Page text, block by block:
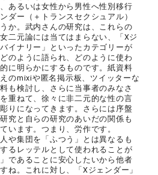
あるいは女性から男性へ性別移行
ダー（＋トランスセクシュアル）
か。武内さんの研究は、これらの
二元論には当てはまらない、「Xジ
イナリー」といったカテゴリーが
のように語られ、どのように使わ
に明らかにするものです。紙資料
のmixiや匿名掲示板、ツイッターな
も検討し、さらに当事者のみなさ
重ねて、徐々に非二元的な性の言
りになってきます。さらには序盤
究と自らの研究のあいだの関係も
います。つまり、労作です。
や集団を「ふつう」とは異なるも
るレッテルとして使われることが
であることに安心したいから他者
ね。これに対し、「Xジェンダー」